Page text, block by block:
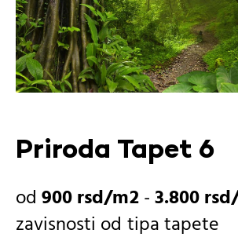
Priroda Tapet 6
900rsd -3.800rsd
zavisnosti od tipa tapete